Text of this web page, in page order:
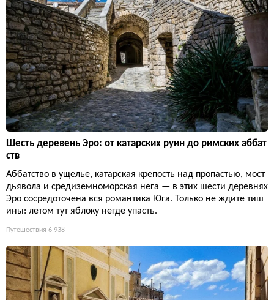
Шесть деревень Эро: от катарских руин до римских аббат
ств
Аббатство в ущелье, катарская крепость над пропастью, мост
дьявола и средиземноморская нега — в этих шести деревнях
Эро сосредоточена вся романтика Юга. Только не ждите тиш
ины: летом тут яблоку негде упасть.
Путешествия 6 938